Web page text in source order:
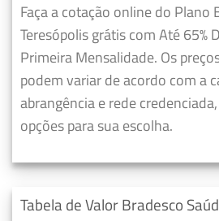
Faça a cotação online do Plano
Teresópolis grátis com Até 65%
Primeira Mensalidade. Os
podem variar de acordo com a
abrangência e rede
opções para sua escolha.
Tabela de Valor Bradesco